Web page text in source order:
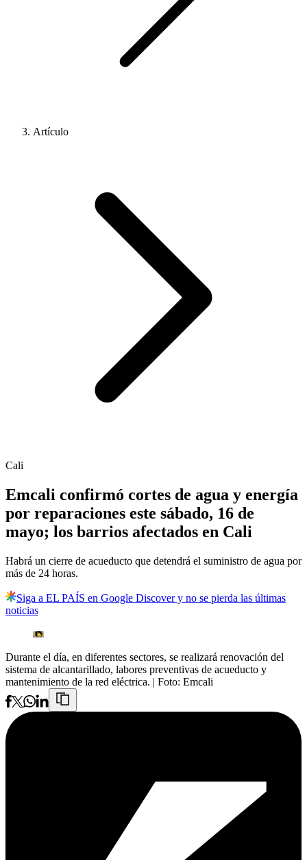
Artículo
Cali
Emcali confirmó cortes de agua y energía
por reparaciones este sábado, 16 de
mayo; los barrios afectados en Cali
Habrá un cierre de acueducto que detendrá el suministro de agua por
más de 24 horas.
Siga a EL PAÍS en Google Discover y no se pierda las últimas
noticias
Durante el día, en diferentes sectores, se realizará renovación del
sistema de alcantarillado, labores preventivas de acueducto y
mantenimiento de la red eléctrica. | Foto: Emcali